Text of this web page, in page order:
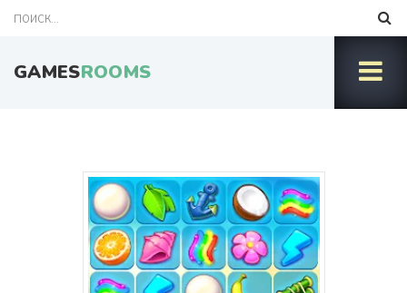
GAMESROOMS